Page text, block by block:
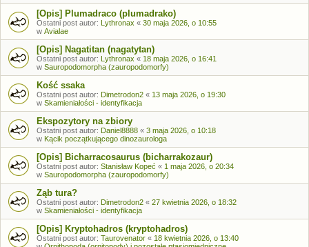
[Opis] Plumadraco (plumadrako)
Ostatni post autor: Lythronax « 30 maja 2026, o 10:55
w Avialae
[Opis] Nagatitan (nagatytan)
Ostatni post autor: Lythronax « 18 maja 2026, o 16:41
w Sauropodomorpha (zauropodomorfy)
Kość ssaka
Ostatni post autor: Dimetrodon2 « 13 maja 2026, o 19:30
w Skamieniałości - identyfikacja
Ekspozytory na zbiory
Ostatni post autor: Daniel8888 « 3 maja 2026, o 10:18
w Kącik początkującego dinozaurologa
[Opis] Bicharracosaurus (bicharrakozaur)
Ostatni post autor: Stanisław Kopeć « 1 maja 2026, o 20:34
w Sauropodomorpha (zauropodomorfy)
Ząb tura?
Ostatni post autor: Dimetrodon2 « 27 kwietnia 2026, o 18:32
w Skamieniałości - identyfikacja
[Opis] Kryptohadros (kryptohadros)
Ostatni post autor: Taurovenator « 18 kwietnia 2026, o 13:40